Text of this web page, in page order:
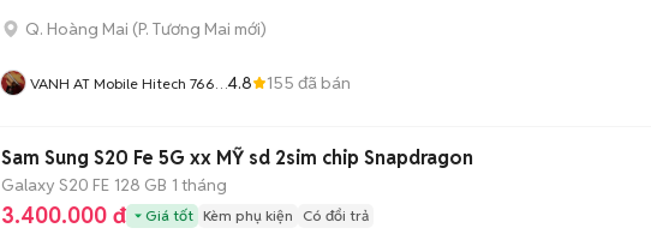
Q. Hoàng Mai (P. Tương Mai mới)
VANH AT Mobile Hitech 766
4.8 155 đã bán
Sam Sung S20 Fe 5G xx MỸ sd 2sim chip Snapdragon
Galaxy S20 FE 128 GB 1 tháng
3.400.000 đ Giá tốt Kèm phụ kiện Có đổi trả